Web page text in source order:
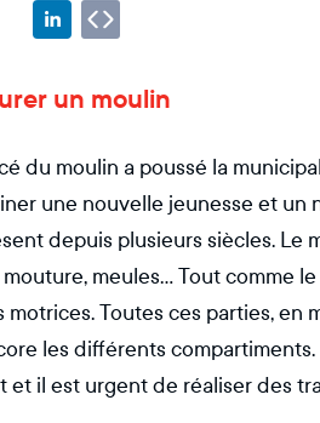
un moulin
du moulin a poussé la
une nouvelle jeunesse et un
depuis plusieurs siècles. Le
meules... Tout comme
motrices. Toutes ces parties,
les différents
et il est urgent de réaliser des